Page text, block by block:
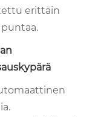
erittäin
puntaa.